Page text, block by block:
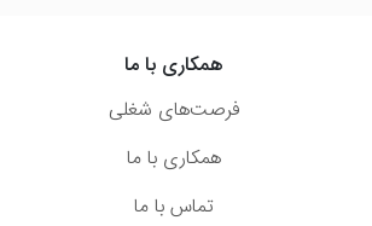
همکاری با ما
فرصت‌های شغلی
همکاری با ما
تماس با ما